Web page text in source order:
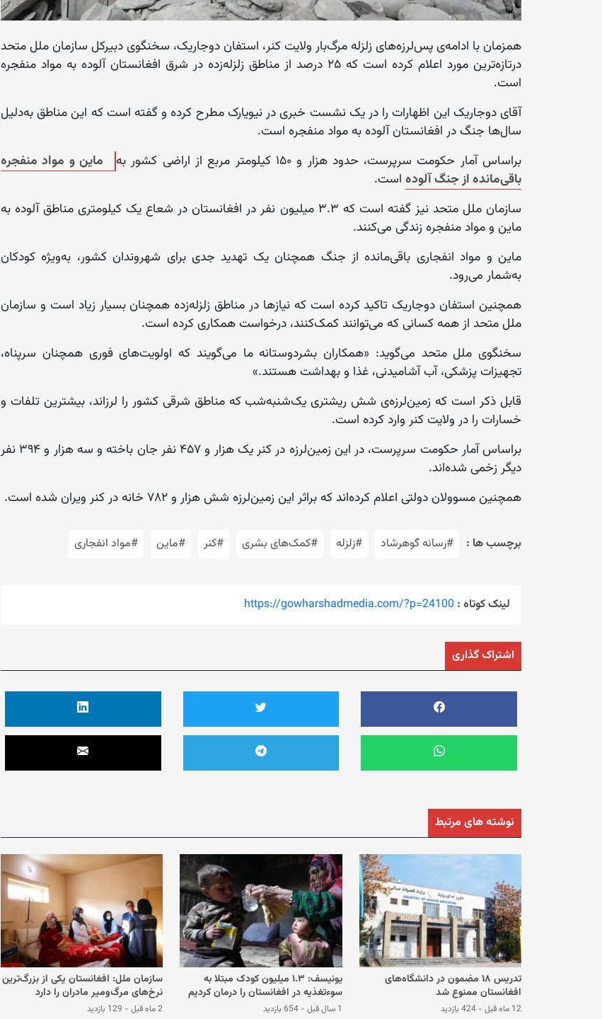
همزمان با ادامه‌ی پس‌لرزه‌های زلزله مرگ‌بار ولایت کنر، استفان دوجاریک، سخنگوی دبیرکل سازمان ملل متحد
درتازه‌ترین مورد اعلام کرده است که ۲۵ درصد از مناطق زلزله‌زده در شرق افغانستان آلوده به مواد منفجره
است.
آقای دوجاریک این اظهارات را در یک نشست خبری در نیویارک مطرح کرده و گفته است که این مناطق به‌دلیل
سال‌ها جنگ در افغانستان آلوده به مواد منفجره است.
براساس آمار حکومت سرپرست، حدود هزار و ۱۵۰ کیلومتر مربع از اراضی کشور به
ماین و مواد منفجره
باقی‌مانده از جنگ آلوده است.
سازمان ملل متحد نیز گفته است که ۳.۳ میلیون نفر در افغانستان در شعاع یک کیلومتری مناطق آلوده به
ماین و مواد منفجره زندگی می‌کنند.
ماین و مواد انفجاری باقی‌مانده از جنگ همچنان یک تهدید جدی برای شهروندان کشور، به‌ویژه کودکان
به‌شمار می‌رود.
همچنین استفان دوجاریک تاکید کرده است که نیازها در مناطق زلزله‌زده همچنان بسیار زیاد است و سازمان
ملل متحد از همه کسانی که می‌توانند کمک‌کنند، درخواست همکاری کرده است.
سخنگوی ملل متحد می‌گوید: «همکاران بشردوستانه ما می‌گویند که اولویت‌های فوری همچنان سرپناه،
تجهیزات پزشکی، آب آشامیدنی، غذا و بهداشت هستند.»
قابل ذکر است که زمین‌لرزه‌ی شش ریشتری یک‌شنبه‌شب که مناطق شرقی کشور را لرزاند، بیشترین تلفات و
خسارات را در ولایت کنر وارد کرده است.
براساس آمار حکومت سرپرست، در این زمین‌لرزه در کنر یک هزار و ۴۵۷ نفر جان باخته و سه هزار و ۳۹۴ نفر
دیگر زخمی شده‌اند.
همچنین مسوولان دولتی اعلام کرده‌اند که براثر این زمین‌لرزه شش هزار و ۷۸۲ خانه در کنر ویران شده است.
برچسب ها : #رسانه گوهرشاد #زلزله #کمک‌های بشری #کنر #ماین #مواد انفجاری
لینک کوتاه : https://gowharshadmedia.com/?p=24100
اشتراک گذاری
نوشته های مرتبط
تدریس ۱۸ مضمون در دانشگاه‌های
افغانستان ممنوع شد
12 ماه قبل - 424 بازدید
یونیسف: ۱.۳ میلیون کودک مبتلا به
سوءتغذیه در افغانستان را درمان کردیم
1 سال قبل - 654 بازدید
سازمان ملل: افغانستان یکی از بزرگ‌ترین
نرخ‌های مرگ‌ومیر مادران را دارد
2 ماه قبل - 129 بازدید